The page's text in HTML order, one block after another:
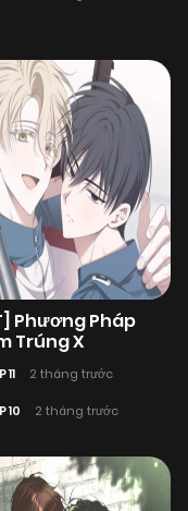
Phương Pháp
Trúng X
11 2 tháng trước
10 2 tháng trước